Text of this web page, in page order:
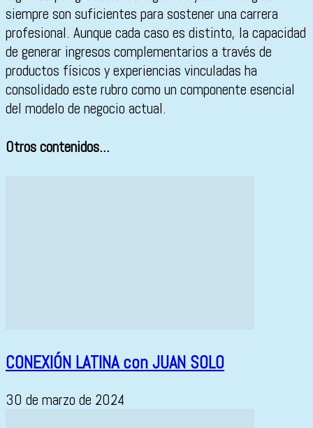
siempre son suficientes para sostener una carrera
profesional. Aunque cada caso es distinto, la capacidad
de generar ingresos complementarios a través de
productos físicos y experiencias vinculadas ha
consolidado este rubro como un componente esencial
del modelo de negocio actual.
Otros contenidos...
CONEXIÓN LATINA con JUAN SOLO
30 de marzo de 2024